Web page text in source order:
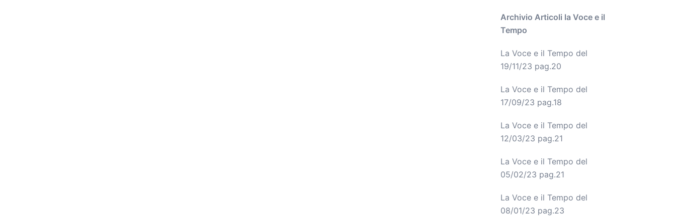
Archivio Articoli la Voce e il
Tempo
La Voce e il Tempo del
19/11/23 pag.20
La Voce e il Tempo del
17/09/23 pag.18
La Voce e il Tempo del
12/03/23 pag.21
La Voce e il Tempo del
05/02/23 pag.21
La Voce e il Tempo del
08/01/23 pag.23